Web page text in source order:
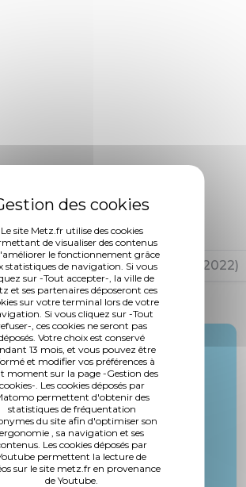
Le site Metz.fr utilise des cookies
de visualiser des contenus
le fonctionnement grâce
statistiques de navigation. Si vous
sur -Tout accepter-, la ville de
et ses partenaires déposeront ces
sur votre terminal lors de votre
Si vous cliquez sur -Tout
, ces cookies ne seront pas
Votre choix est conservé
13 mois, et vous pouvez être
et modifier vos préférences à
moment sur la page -Gestion des
cookies-. Les cookies déposés par
permettent d'obtenir des
statistiques de fréquentation
du site afin d'optimiser son
ergonomie , sa navigation et ses
Les cookies déposés par
permettent la lecture de
sur le site metz.fr en provenance
de Youtube.
29-1 (69,39 ko, publié le 06/10/2022)
Rapporteur :
M. Khalifé